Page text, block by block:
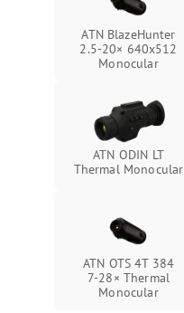
ATN BlazeHunter
2.5‑20× 640x512
Monocular
ATN ODIN LT
Thermal Monocular
ATN OTS 4T 384
7‑28× Thermal
Monocular